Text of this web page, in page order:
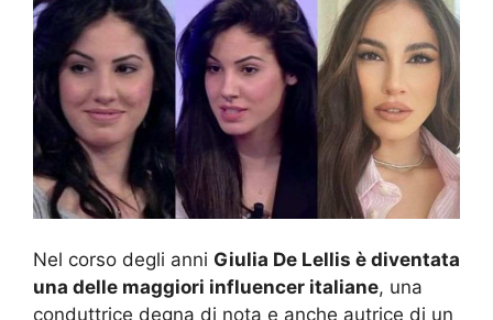
Nel corso degli anni Giulia De Lellis è diventata
una delle maggiori influencer italiane, una
conduttrice degna di nota e anche autrice di un